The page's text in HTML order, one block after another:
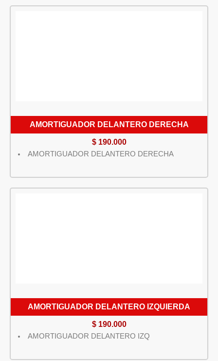
AMORTIGUADOR DELANTERO DERECHA
$190.000
AMORTIGUADOR DELANTERO DERECHA
AMORTIGUADOR DELANTERO IZQUIERDA
$190.000
AMORTIGUADOR DELANTERO IZQ